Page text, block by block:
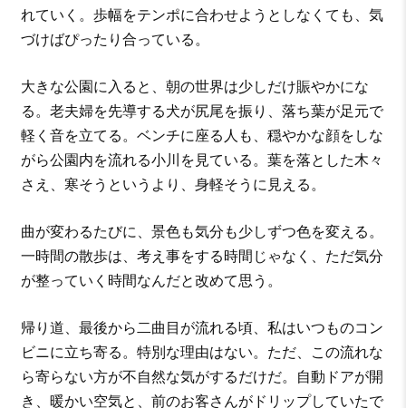
れていく。歩幅をテンポに合わせようとしなくても、気
づけばぴったり合っている。
大きな公園に入ると、朝の世界は少しだけ賑やかにな
る。老夫婦を先導する犬が尻尾を振り、落ち葉が足元で
軽く音を立てる。ベンチに座る人も、穏やかな顔をしな
がら公園内を流れる小川を見ている。葉を落とした木々
さえ、寒そうというより、身軽そうに見える。
曲が変わるたびに、景色も気分も少しずつ色を変える。
一時間の散歩は、考え事をする時間じゃなく、ただ気分
が整っていく時間なんだと改めて思う。
帰り道、最後から二曲目が流れる頃、私はいつものコン
ビニに立ち寄る。特別な理由はない。ただ、この流れな
ら寄らない方が不自然な気がするだけだ。自動ドアが開
き、暖かい空気と、前のお客さんがドリップしていたで